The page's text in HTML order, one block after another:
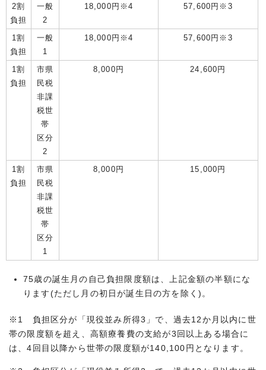
2割
負担
一般
2
18,000円※4 57,600円※3
1割
負担
一般
1
18,000円※4 57,600円※3
1割
負担
市県
民税
非課
税世
帯
区分
2
8,000円 24,600円
1割
負担
市県
民税
非課
税世
帯
区分
1
8,000円 15,000円
75歳の誕生月の自己負担限度額は、上記金額の半額にな
ります(ただし月の初日が誕生日の方を除く)。
※1 負担区分が「現役並み所得3」で、過去12か月以内に世
帯の限度額を超え、高額療養費の支給が3回以上ある場合に
は、4回目以降から世帯の限度額が140,100円となります。